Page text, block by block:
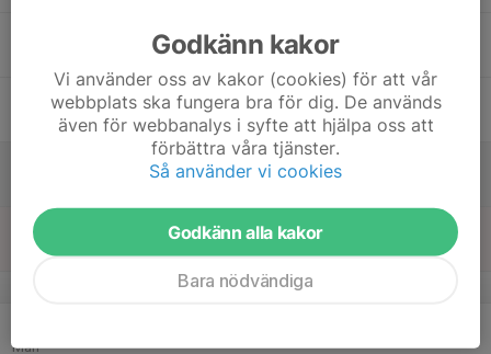
20
Sön
Jour Lerduvebanorna
v.39
Mån
Godkänn kakor
Vi använder oss av kakor (cookies) för att vår
webbplats ska fungera bra för dig. De används
även för webbanalys i syfte att hjälpa oss att
förbättra våra tjänster.
Så använder vi cookies
Godkänn alla kakor
Bara nödvändiga